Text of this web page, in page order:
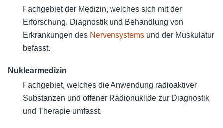
Fachgebiet der Medizin, welches sich mit der
Erforschung, Diagnostik und Behandlung von
Erkrankungen des Nervensystems und der Muskulatur
befasst.
Nuklearmedizin
Fachgebiet, welches die Anwendung radioaktiver
Substanzen und offener Radionuklide zur Diagnostik
und Therapie umfasst.